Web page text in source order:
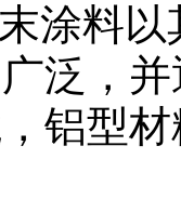
涂料
泛，
铝型